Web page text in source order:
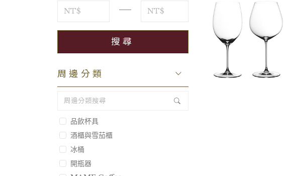
周邊分類
品飲杯具
酒櫃與雪茄櫃
冰桶
開瓶器